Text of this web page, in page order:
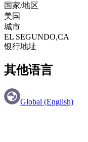
国家/地区
美国
城市
EL SEGUNDO,CA
银行地址
其他语言
Global (English)